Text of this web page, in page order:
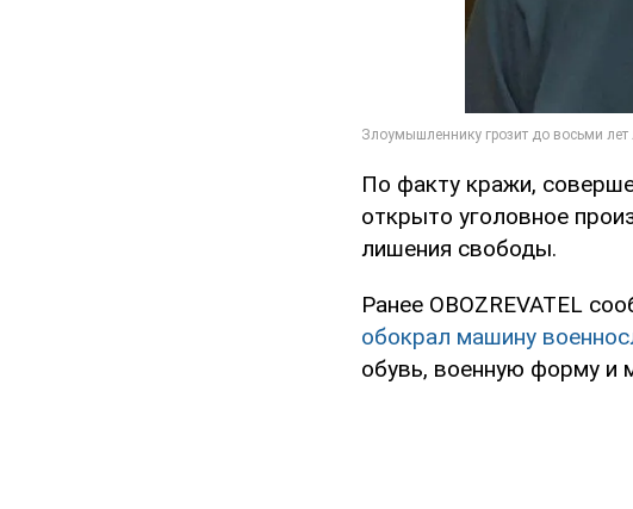
По факту кражи,
открыто уголовное
лишения свободы.
Ранее OBOZREVATEL
обокрал машину
обувь, военную форму и